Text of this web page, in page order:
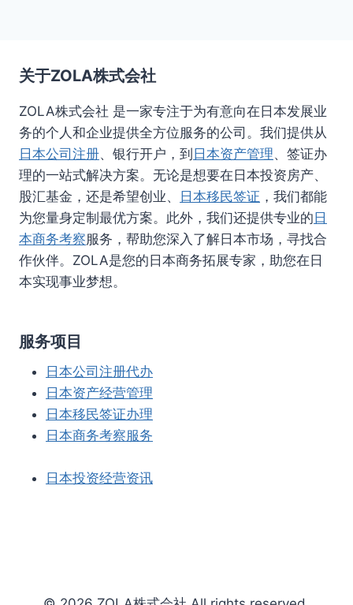
关于ZOLA株式会社
ZOLA株式会社 是一家专注于为有意向在日本发展业
务的个人和企业提供全方位服务的公司。我们提供从
日本公司注册、银行开户，到日本资产管理、签证办
理的一站式解决方案。无论是想要在日本投资房产、
股汇基金，还是希望创业、 日本移民签证 ，我们都能
为您量身定制最优方案。此外，我们还提供专业的日
本商务考察服务，帮助您深入了解日本市场，寻找合
作伙伴。ZOLA是您的日本商务拓展专家，助您在日
本实现事业梦想。
服务项目
日本公司注册代办
日本资产经营管理
日本移民签证办理
日本商务考察服务
日本投资经营资讯